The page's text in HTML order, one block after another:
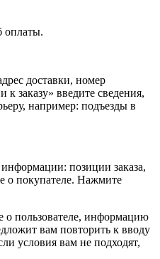
оплаты.
доставки, номер
заказу» введите сведения,
например: подъезды в
позиции заказа,
о покупателе. Нажмите
о пользователе, информацию
вам повторить к вводу
условия вам не подходят,